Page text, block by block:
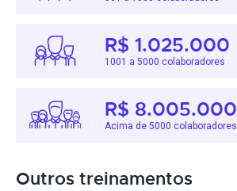
R$ 1.025.000
1001 a 5000 colaboradores
R$ 8.005.000
Acima de 5000 colaboradores
Outros treinamentos